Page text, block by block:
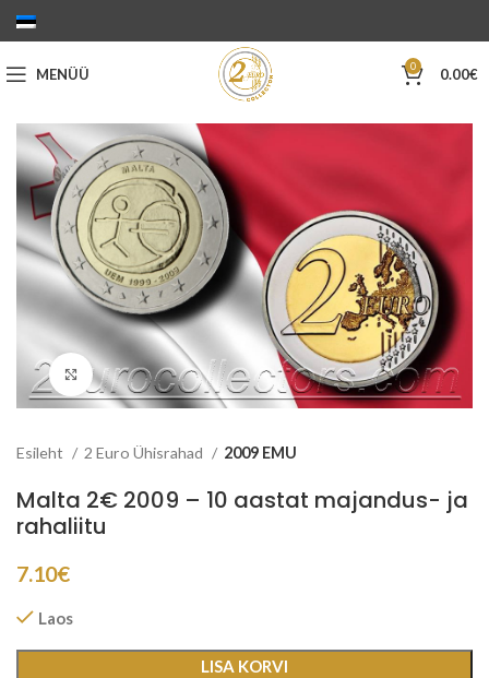
MENÜÜ 0 0.00€
Suurenda
Esileht 2 Euro Ühisrahad 2009 EMU
Malta 2€ 2009 – 10 aastat majandus- ja
rahaliitu
7.10€
Laos
LISA KORVI